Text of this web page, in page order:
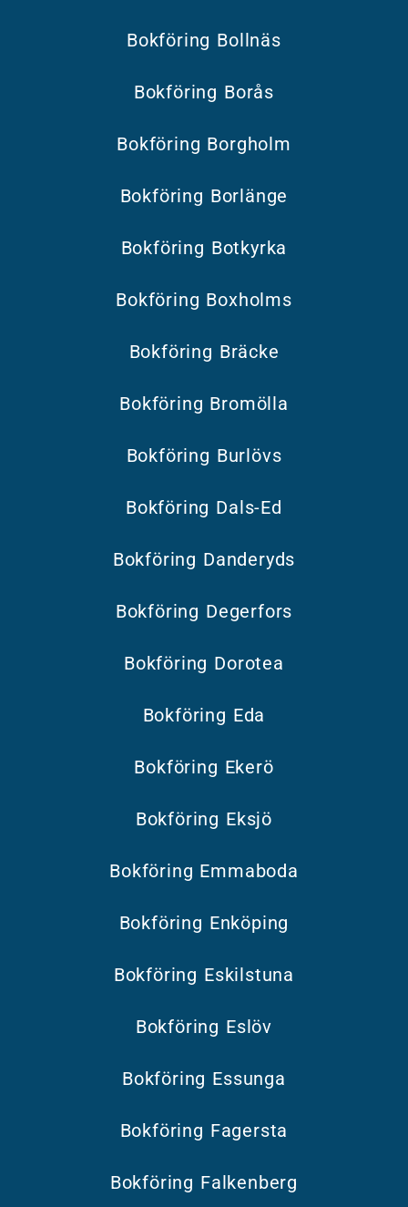
Bokföring Bollnäs
Bokföring Borås
Bokföring Borgholm
Bokföring Borlänge
Bokföring Botkyrka
Bokföring Boxholms
Bokföring Bräcke
Bokföring Bromölla
Bokföring Burlövs
Bokföring Dals-Ed
Bokföring Danderyds
Bokföring Degerfors
Bokföring Dorotea
Bokföring Eda
Bokföring Ekerö
Bokföring Eksjö
Bokföring Emmaboda
Bokföring Enköping
Bokföring Eskilstuna
Bokföring Eslöv
Bokföring Essunga
Bokföring Fagersta
Bokföring Falkenberg